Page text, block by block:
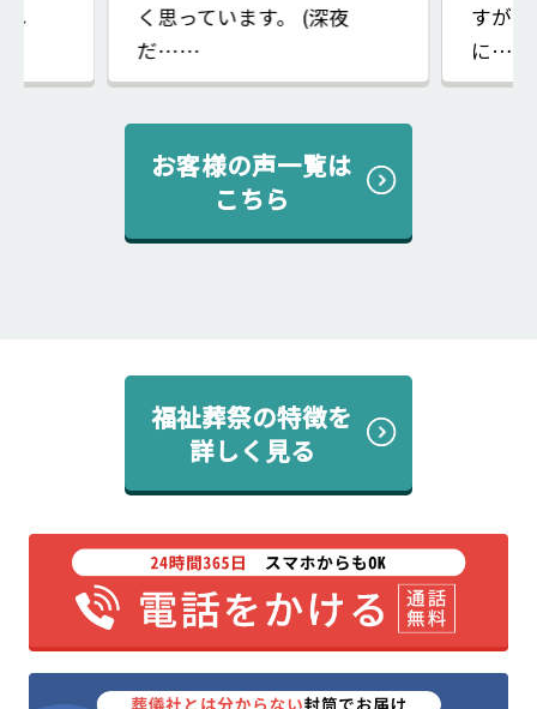
し
く思っています。 (深夜
だ……
すが
に……
お客様の声一覧は
こちら
福祉葬祭の特徴を
詳しく見る